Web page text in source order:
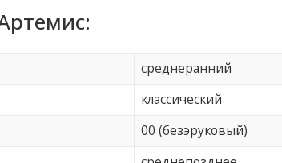
среднеранний
классический
00 (безэруковый)